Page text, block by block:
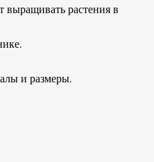
выращивать растения в
и размеры.